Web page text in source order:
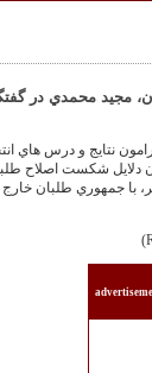
مجيد محمدي در
نتايج و درس هاي
شکست اصلاح
با جمهوري طلبان خارج